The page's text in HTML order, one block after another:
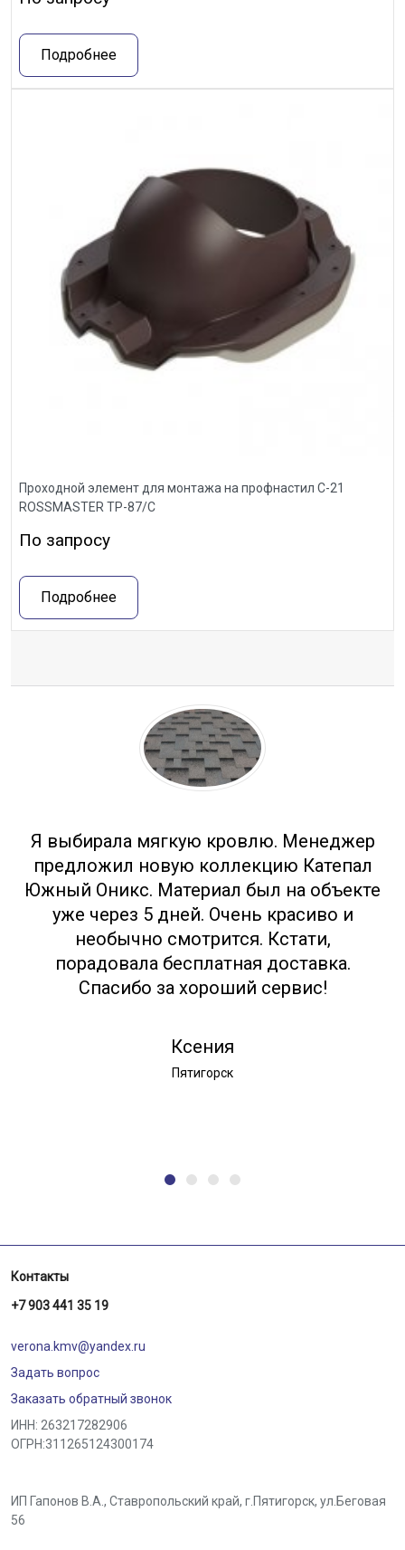
Подробнее
Проходной элемент для монтажа на профнастил С-21
ROSSMASTER ТР-87/С
По запросу
Подробнее
Я выбирала мягкую кровлю. Менеджер
предложил новую коллекцию Катепал
Южный Оникс. Материал был на объекте
уже через 5 дней. Очень красиво и
необычно смотрится. Кстати,
порадовала бесплатная доставка.
Спасибо за хороший сервис!
Ксения
Пятигорск
Контакты
+7 903 441 35 19
verona.kmv@yandex.ru
Задать вопрос
Заказать обратный звонок
ИНН: 263217282906
ОГРН:311265124300174
ИП Гапонов В.А., Ставропольский край, г.Пятигорск, ул.Беговая
56